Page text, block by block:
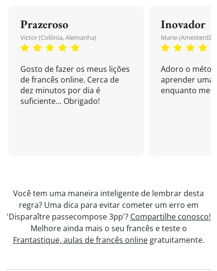
Prazeroso
Victor (Colônia, Alemanha)
Gosto de fazer os meus lições
de francês online. Cerca de
dez minutos por dia é
suficiente... Obrigado!
Inovador
Marie
Adoro o
aprender uma
enquanto me
Você tem uma maneira inteligente de lembrar desta
regra? Uma dica para evitar cometer um erro em
'Disparaître passecompose 3pp'? Compartilhe conosco!
Melhore ainda mais o seu francês e teste o
Frantastique, aulas de francês onlinegratuitamente.